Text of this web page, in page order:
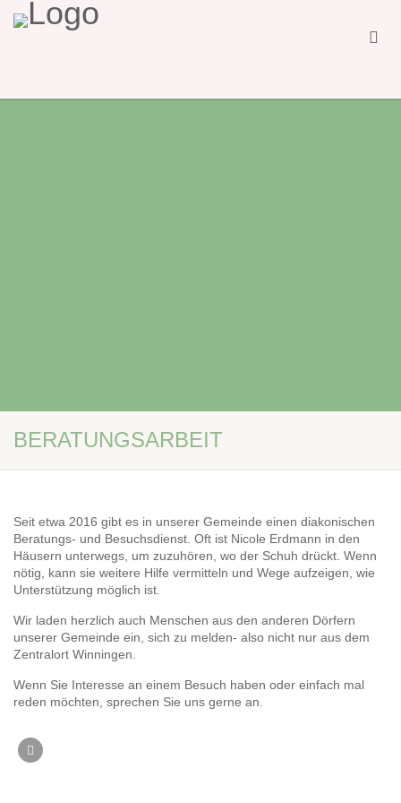
BERATUNGSARBEIT
Seit etwa 2016 gibt es in unserer Gemeinde einen diakonischen
Beratungs- und Besuchsdienst. Oft ist Nicole Erdmann in den
Häusern unterwegs, um zuzuhören, wo der Schuh drückt. Wenn
nötig, kann sie weitere Hilfe vermitteln und Wege aufzeigen, wie
Unterstützung möglich ist.
Wir laden herzlich auch Menschen aus den anderen Dörfern
unserer Gemeinde ein, sich zu melden- also nicht nur aus dem
Zentralort Winningen.
Wenn Sie Interesse an einem Besuch haben oder einfach mal
reden möchten, sprechen Sie uns gerne an.